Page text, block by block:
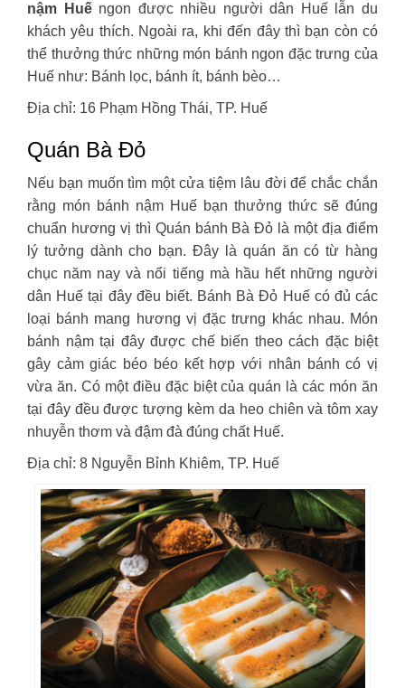
nậm Huếngon được nhiều người dân Huế lẫn du
khách yêu thích. Ngoài ra, khi đến đây thì bạn còn có
thể thưởng thức những món bánh ngon đặc trưng của
Huế như: Bánh lọc, bánh ít, bánh bèo…
Địa chỉ: 16 Phạm Hồng Thái, TP. Huế
Quán Bà Đỏ
Nếu bạn muốn tìm một cửa tiệm lâu đời để chắc chắn
rằng món bánh nậm Huế bạn thưởng thức sẽ đúng
chuẩn hương vị thì Quán bánh Bà Đỏ là một địa điểm
lý tưởng dành cho bạn. Đây là quán ăn có từ hàng
chục năm nay và nổi tiếng mà hầu hết những người
dân Huế tại đây đều biết. Bánh Bà Đỏ Huế có đủ các
loại bánh mang hương vị đặc trưng khác nhau. Món
bánh nậm tại đây được chế biến theo cách đặc biệt
gây cảm giác béo béo kết hợp với nhân bánh có vị
vừa ăn. Có một điều đặc biệt của quán là các món ăn
tại đây đều được tượng kèm da heo chiên và tôm xay
nhuyễn thơm và đậm đà đúng chất Huế.
Địa chỉ: 8 Nguyễn Bỉnh Khiêm, TP. Huế